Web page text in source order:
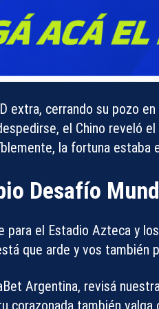
extra, cerrando su pozo
el Chino reveló
la fortuna
Desafío
para el Estadio Azteca y
que arde y vos también
Argentina, revisá
corazonada también